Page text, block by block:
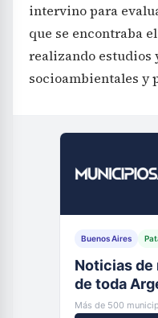
intervino para
que se encontraba
realizando estudios
socioambientales y
Buenos Aires
Noticias
de toda
Más de 500